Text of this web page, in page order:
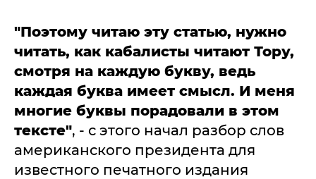
"Поэтому читаю эту статью, нужно
читать, как кабалисты читают Тору,
смотря на каждую букву, ведь
каждая буква имеет смысл. И меня
многие буквы порадовали в этом
тексте", - с этого начал разбор слов
американского президента для
известного печатного издания